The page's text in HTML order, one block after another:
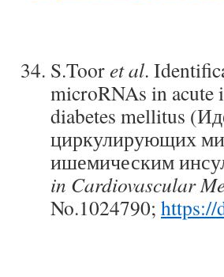
S.Tooret al.
microRNAs in acute
diabetes mellitus
циркулирующих
ишемическим
in Cardiovascular
No.1024790; https://